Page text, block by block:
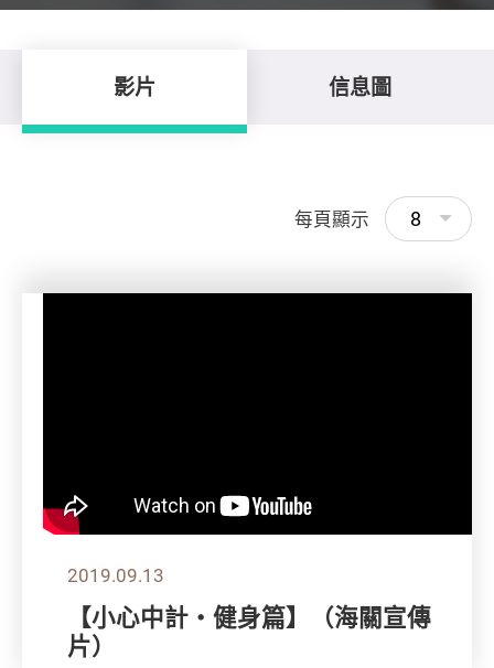
影片 信息圖
每頁顯示 8
2019.09.13
【小心中計‧健身篇】（海關宣傳
片）